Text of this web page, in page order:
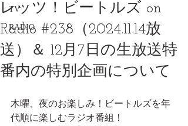
TV
RADIO
レッツ！ビートルズ on
Radio #238（2024.11.14放
送）＆ 12月7日の生放送特
番内の特別企画について
木曜、夜のお楽しみ！ビートルズを年
代順に楽しむラジオ番組！